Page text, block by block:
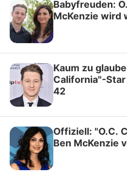
Babyfreuden:
McKenzie wird
Kaum zu
California"-
42
Offiziell: "O.C.
Ben McKenzie